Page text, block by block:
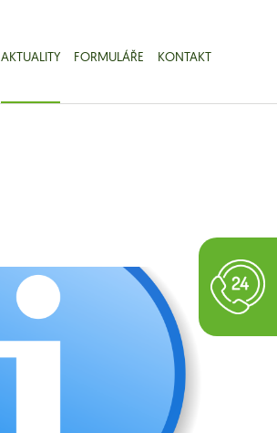
AKTUALITY FORMULÁŘE KONTAKT